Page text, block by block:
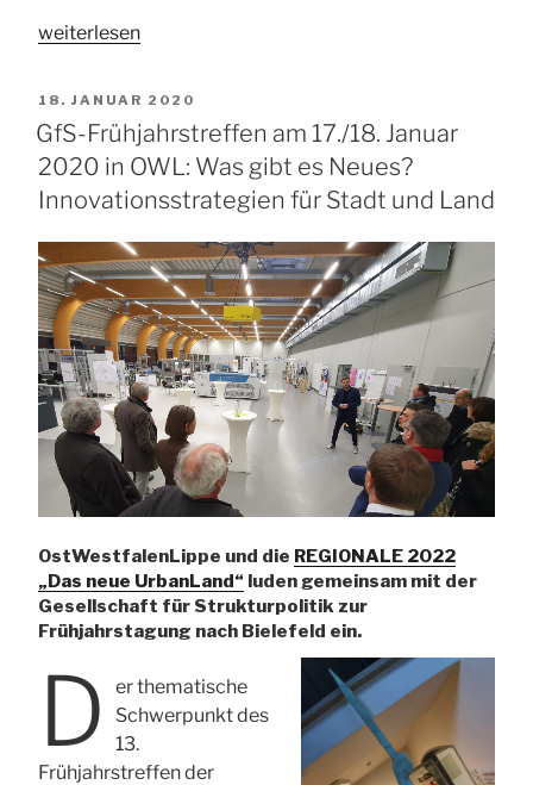
„GfS
der
REGIONALE
Südwestfalen:
südwestfälische
Weg““
weiterlesen
VERÖFFENTLICHT
AM
18. JANUAR 2020
GfS-Frühjahrstreffen am 17./18. Januar
2020 in OWL: Was gibt es Neues?
Innovationsstrategien für Stadt und Land
OstWestfalenLippe und die REGIONALE 2022
„Das neue UrbanLand“ luden gemeinsam mit der
Gesellschaft für Strukturpolitik zur
Frühjahrstagung nach Bielefeld ein.
D
er thematische
Schwerpunkt des
13.
Frühjahrstreffen der